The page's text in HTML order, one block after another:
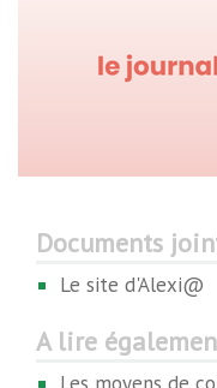
Documents
Le site d'Alexi@
A lire